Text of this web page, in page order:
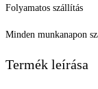
Folyamatos szállítás
Minden munkanapon
Termék leírása